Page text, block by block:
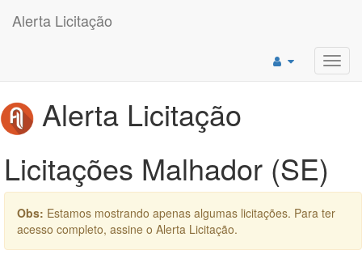
Alerta Licitação
Alerta Licitação
Licitações Malhador (SE)
Obs: Estamos mostrando apenas algumas licitações. Para ter
acesso completo, assine o Alerta Licitação.